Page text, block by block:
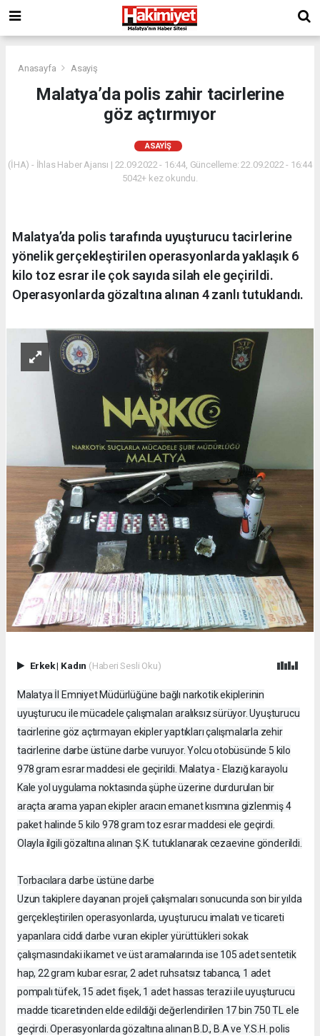
Anasayfa Asayiş
Malatya’da polis zahir tacirlerine
göz açtırmıyor
ASAYIŞ
(İHA) - İhlas Haber Ajansı | 22.09.2022 - 16:44, Güncelleme: 22.09.2022 - 16:44
5042+ kez okundu.
Malatya’da polis tarafında uyuşturucu tacirlerine
yönelik gerçekleştirilen operasyonlarda yaklaşık 6
kilo toz esrar ile çok sayıda silah ele geçirildi.
Operasyonlarda gözaltına alınan 4 zanlı tutuklandı.
Erkek| Kadın (Haberi Sesli Oku)
Malatya İl Emniyet Müdürlüğüne bağlı narkotik ekiplerinin
uyuşturucu ile mücadele çalışmaları aralıksız sürüyor. Uyuşturucu
tacirlerine göz açtırmayan ekipler yaptıkları çalışmalarla zehir
tacirlerine darbe üstüne darbe vuruyor. Yolcu otobüsünde 5 kilo
978 gram esrar maddesi ele geçirildi. Malatya - Elazığ karayolu
Kale yol uygulama noktasında şüphe üzerine durdurulan bir
araçta arama yapan ekipler aracın emanet kısmına gizlenmiş 4
paket halinde 5 kilo 978 gram toz esrar maddesi ele geçirdi.
Olayla ilgili gözaltına alınan Ş.K. tutuklanarak cezaevine gönderildi.
Torbacılara darbe üstüne darbe
Uzun takiplere dayanan projeli çalışmaları sonucunda son bir yılda
gerçekleştirilen operasyonlarda, uyuşturucu imalatı ve ticareti
yapanlara ciddi darbe vuran ekipler yürüttükleri sokak
çalışmasındaki ikamet ve üst aramalarında ise 105 adet sentetik
hap, 22 gram kubar esrar, 2 adet ruhsatsız tabanca, 1 adet
pompalı tüfek, 15 adet fişek, 1 adet hassas terazi ile uyuşturucu
madde ticaretinden elde edildiği değerlendirilen 17 bin 750 TL ele
geçirdi. Operasyonlarda gözaltına alınan B.D., B.A ve Y.S.H. polis